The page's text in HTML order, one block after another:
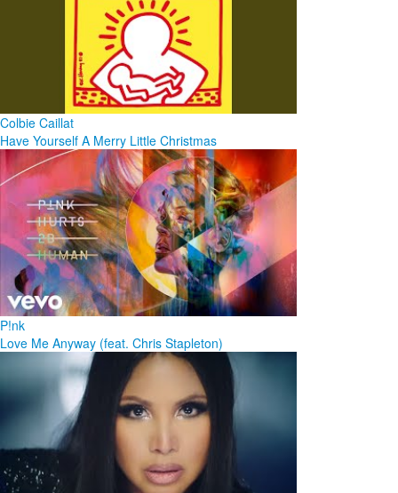
Colbie Caillat
Have Yourself A Merry Little Christmas
P!nk
Love Me Anyway (feat. Chris Stapleton)